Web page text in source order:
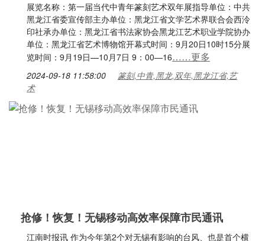
展览名称：第一届当代中青年篆刻艺术双年展指导单位：中共
黑龙江省委宣传部主办单位：黑龙江省文学艺术界联合会西泠
印社承办单位：黑龙江省书法家协会黑龙江艺术职业学院协办
单位：黑龙江省艺术博物馆开幕式时间：9月20日10时15分展
览时间：9月19日—10月7日 9：00—16……更多
2024-09-18 11:58:00
篆刻,中青,黑龙,双年,黑龙江省,艺
术
抢修！恢复！无锡移动高效率保障市民通讯
江南时报讯 作为今年第2个对无锡有影响的台风、也是首个横